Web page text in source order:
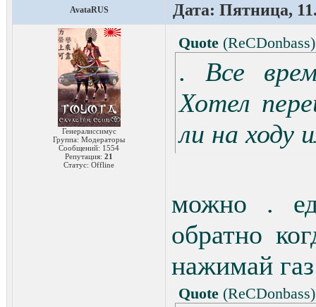
AvataRUS Дата: Пятница,
Генералиссимус
Группа: Модераторы
Сообщений: 1554
Репутация: 21
Статус: Offline
Quote (ReCDonbass)
. Все
Хотел
ли на ходу
можно .
обратно
нажимай
Quote (ReCDonbass)